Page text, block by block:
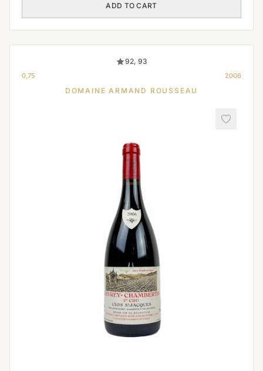
ADD TO CART
92, 93
0,75 2006
DOMAINE ARMAND ROUSSEAU